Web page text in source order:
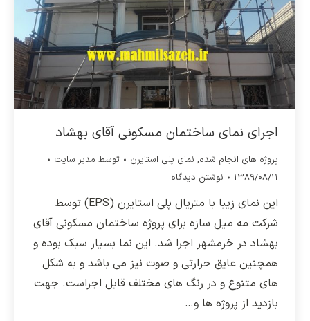
اجرای نمای ساختمان مسکونی آقای بهشاد
پروژه های انجام شده, نمای پلی استایرن توسط مدیر سایت
۱۳۸۹/۰۸/۱۱
نوشتن دیدگاه
این نمای زیبا با متریال پلی استایرن (EPS) توسط
شرکت مه میل سازه برای پروژه ساختمان مسکونی آقای
بهشاد در خرمشهر اجرا شد. این نما بسیار سبک بوده و
همچنین عایق حرارتی و صوت نیز می باشد و به شکل
های متنوع و در رنگ های مختلف قابل اجراست. جهت
بازدید از پروژه ها و…